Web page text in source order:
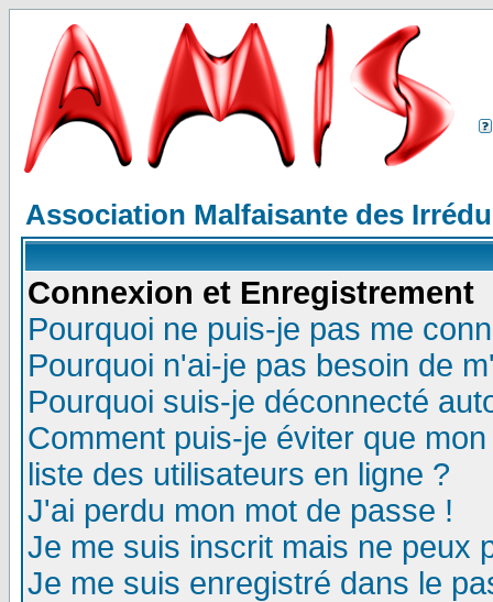
Association Malfaisante des
Connexion et Enregistrement
Pourquoi ne puis-je pas me
Pourquoi n'ai-je pas besoin de
Pourquoi suis-je déconnecté
Comment puis-je éviter que
liste des utilisateurs en ligne ?
J'ai perdu mon mot de passe !
Je me suis inscrit mais ne peux
Je me suis enregistré dans le